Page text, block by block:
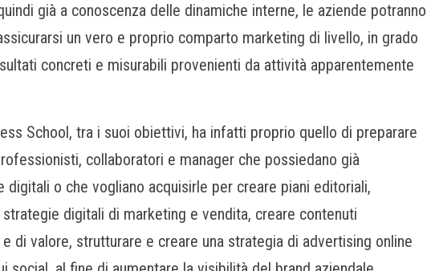
già a conoscenza delle dinamiche interne, le aziende potranno
un vero e proprio comparto marketing di livello, in grado
concreti e misurabili provenienti da attività apparentemente
School, tra i suoi obiettivi, ha infatti proprio quello di preparare
collaboratori e manager che possiedano già
digitali o che vogliano acquisirle per creare piani editoriali,
digitali di marketing e vendita, creare contenuti
di valore, strutturare e creare una strategia di advertising online